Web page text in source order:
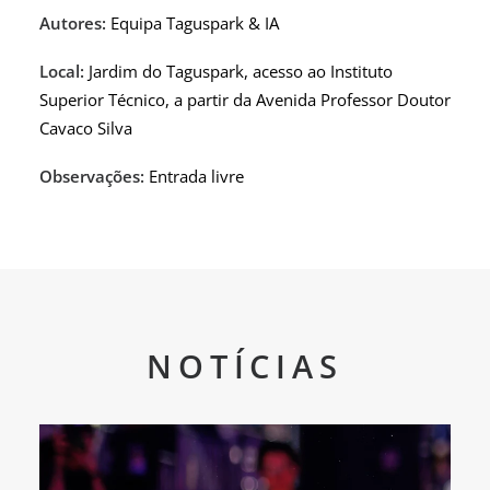
Autores: Equipa Taguspark & IA
Local: Jardim do Taguspark, acesso ao Instituto
Superior Técnico, a partir da Avenida Professor Doutor
Cavaco Silva
Observações: Entrada livre
NOTÍCIAS